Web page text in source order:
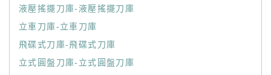
液壓搖擺刀庫-液壓搖擺刀庫
立車刀庫-立車刀庫
飛碟式刀庫-飛碟式刀庫
立式圓盤刀庫-立式圓盤刀庫